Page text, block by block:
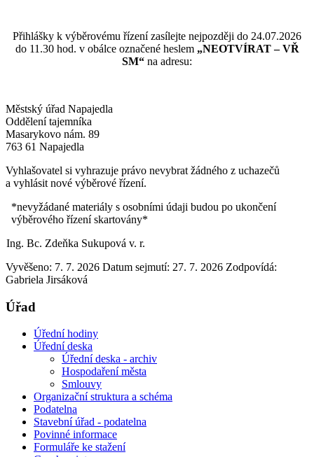
Přihlášky k výběrovému řízení zasílejte nejpozději do 24.07.2026
do 11.30 hod. v obálce označené heslem „NEOTVÍRAT – VŘ
SM“ na adresu:
Městský úřad Napajedla
Oddělení tajemníka
Masarykovo nám. 89
763 61 Napajedla
Vyhlašovatel si vyhrazuje právo nevybrat žádného z uchazečů
a vyhlásit nové výběrové řízení.
*nevyžádané materiály s osobními údaji budou po ukončení
výběrového řízení skartovány*
Ing. Bc. Zdeňka Sukupová v. r.
Vyvěšeno: 7. 7. 2026 Datum sejmutí: 27. 7. 2026 Zodpovídá:
Gabriela Jirsáková
Úřad
Úřední hodiny
Úřední deska
Úřední deska - archiv
Hospodaření města
Smlouvy
Organizační struktura a schéma
Podatelna
Stavební úřad - podatelna
Povinné informace
Formuláře ke stažení